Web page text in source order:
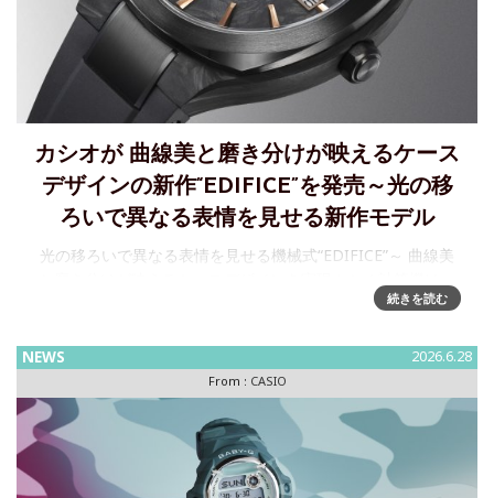
カシオが 曲線美と磨き分けが映えるケース
デザインの新作“EDIFICE”を発売～光の移
ろいで異なる表情を見せる新作モデル
光の移ろいで異なる表情を見せる機械式“EDIFICE”～ 曲線美
「Speed and Intelligence」をコンセプトとした腕時計“EDI
続きを読む
NEWS 2026.6.28
From : CASIO